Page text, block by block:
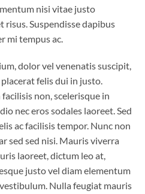
nisi vitae justo
risus. Suspendisse dapibus
mi tempus ac.
dolor vel venenatis suscipit,
felis dui in justo.
non, scelerisque in
nec eros sodales laoreet. Sed
ac facilisis tempor. Nunc non
sed sed nisi. Mauris viverra
laoreet, dictum leo at,
justo vel diam elementum
Nulla feugiat mauris